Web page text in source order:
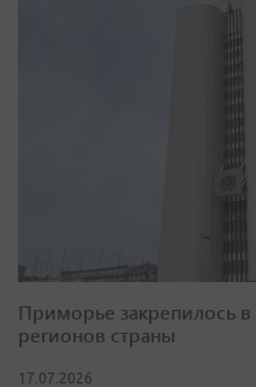
Приморье закрепилось в
регионов страны
17.07.2026